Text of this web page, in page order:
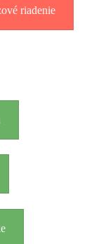
riadenie